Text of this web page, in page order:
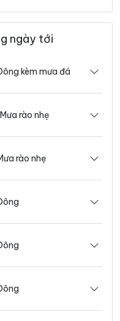
ngày tới
kèm mưa đá
Mưa rào nhẹ
rào nhẹ